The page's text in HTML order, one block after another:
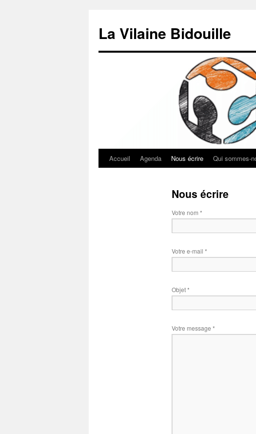
contenu
La Vilaine Bidouille
Accueil Agenda Nous écrire Qui sommes-
Nous écrire
Votre nom *
Votre e-mail *
Objet *
Votre message *